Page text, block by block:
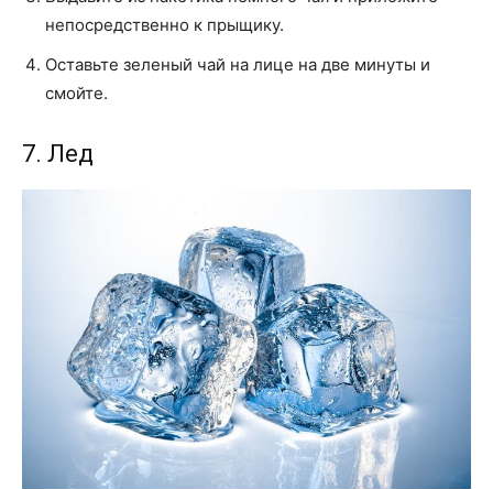
непосредственно к прыщику.
Оставьте зеленый чай на лице на две минуты и
смойте.
7. Лед